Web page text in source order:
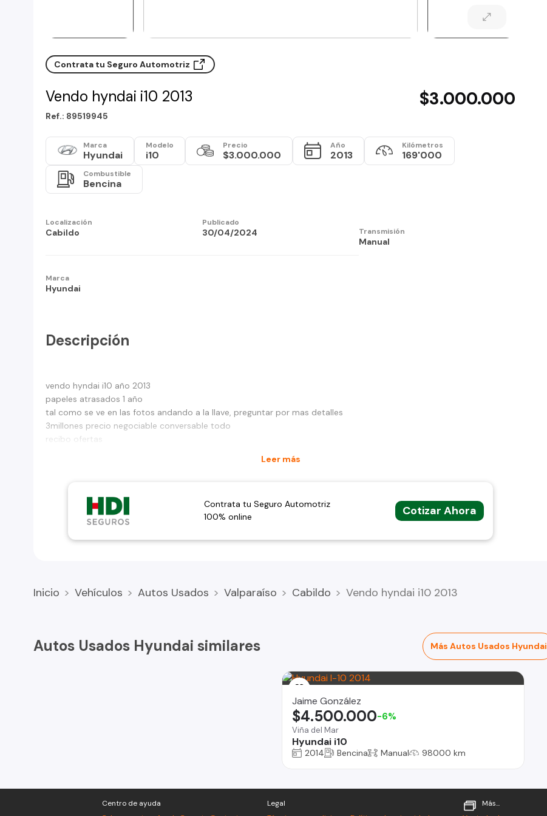
Contrata tu Seguro Automotriz
Vendo hyndai i10 2013 $3.000.000
Ref.: 89519945
Marca
Hyundai
Modelo
i10
Precio
$3.000.000
Año
2013
Kilómetros
169'000
Combustible
Bencina
Localización
Cabildo
Publicado
30/04/2024 Transmisión
Manual
Marca
Hyundai
Descripción
vendo hyndai i10 año 2013
papeles atrasados 1 año
tal como se ve en las fotos andando a la llave, preguntar por mas detalles
3millones precio negociable conversable todo
recibo ofertas
Leer más
Contrata tu Seguro Automotriz
100% online
Cotizar Ahora
Inicio Vehículos Autos Usados Valparaíso Cabildo Vendo hyndai i10 2013
Autos Usados Hyundai similares Más Autos Usados Hyundai
Jaime González
Viña del Mar
Hyundai i10
$4.500.000-6%
2014 Bencina Manual 98000 km
Centro de ayuda
Legal
Más...